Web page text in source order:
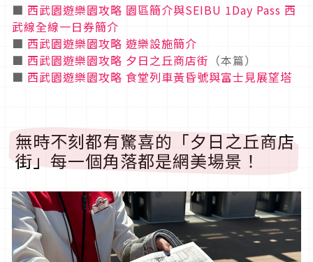
■ 西武園遊樂園攻略 園區簡介與SEIBU 1Day Pass 西
武線全線一日券簡介
■ 西武園遊樂園攻略 遊樂設施簡介
■ 西武園遊樂園攻略 夕日之丘商店街 （本篇）
■ 西武園遊樂園攻略 食堂列車黃昏號與富士見展望塔
無時不刻都有驚喜的「夕日之丘商店
街」每一個角落都是網美場景！